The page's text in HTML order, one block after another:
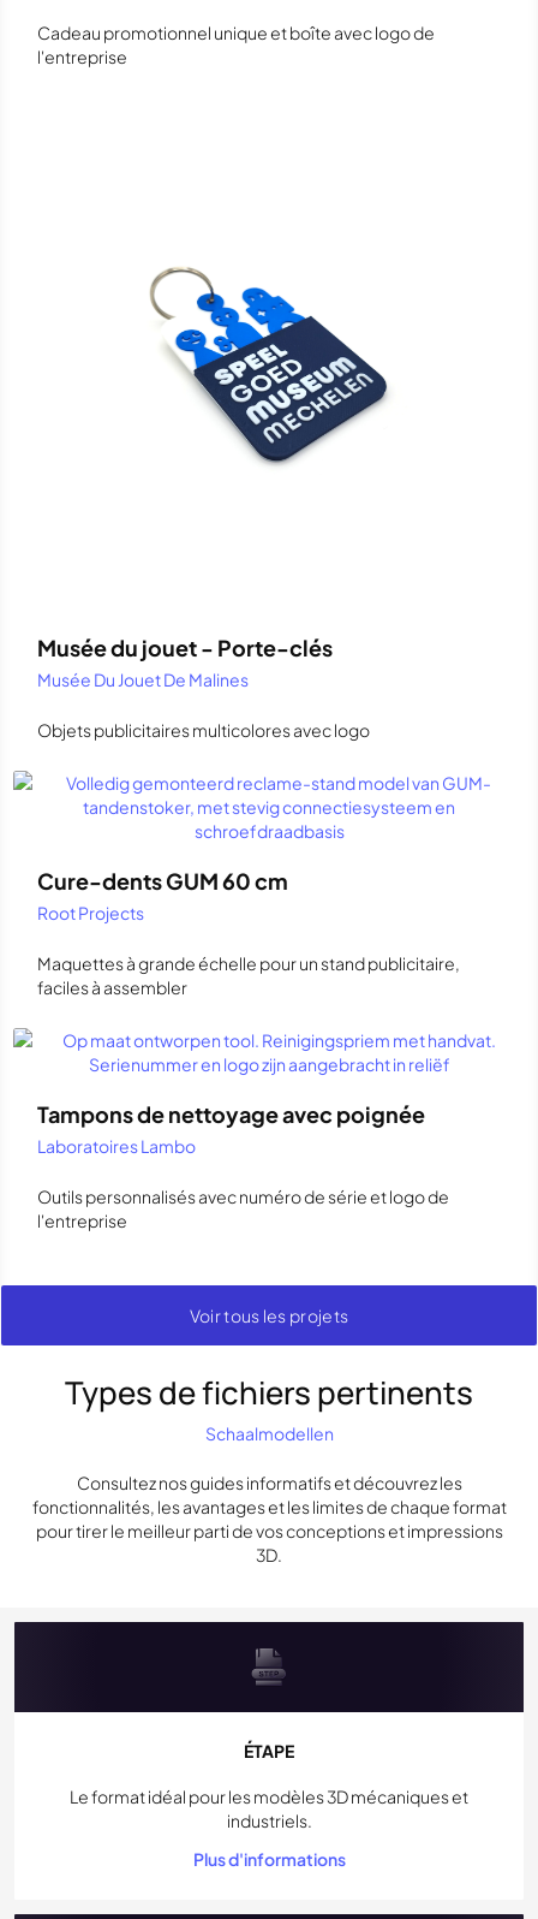
Cadeau promotionnel unique et boîte avec logo de
l'entreprise
Musée du jouet - Porte-clés
Musée Du Jouet De Malines
Objets publicitaires multicolores avec logo
Cure-dents GUM 60 cm
Root Projects
Maquettes à grande échelle pour un stand publicitaire,
faciles à assembler
Tampons de nettoyage avec poignée
Laboratoires Lambo
Outils personnalisés avec numéro de série et logo de
l'entreprise
Voir tous les projets
Types de fichiers pertinents
Schaalmodellen
Consultez nos guides informatifs et découvrez les
fonctionnalités, les avantages et les limites de chaque format
pour tirer le meilleur parti de vos conceptions et impressions
3D.
ÉTAPE
Le format idéal pour les modèles 3D mécaniques et
industriels.
Plus d'informations